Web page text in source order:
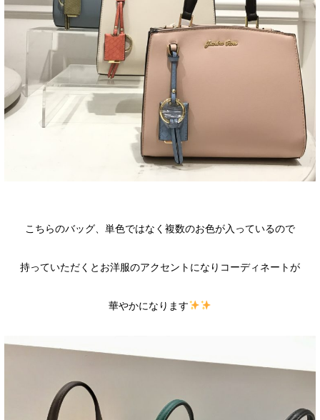
こちらのバッグ、単色ではなく複数のお色が入っているので
持っていただくとお洋服のアクセントになりコーディネートが
華やかになります